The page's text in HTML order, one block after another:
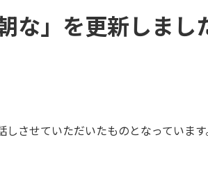
な」を更新しまし
させていただいたものとなっています